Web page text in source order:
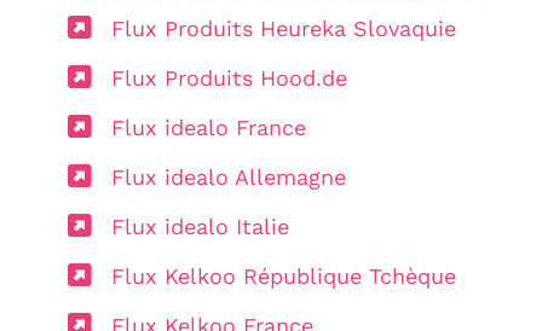
Flux Produits Heureka Slovaquie
Flux Produits Hood.de
Flux idealo France
Flux idealo Allemagne
Flux idealo Italie
Flux Kelkoo République Tchèque
Flux Kelkoo France